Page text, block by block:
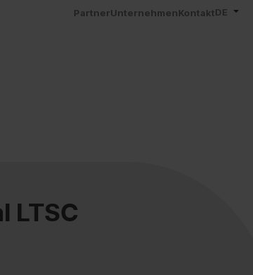
PartnerUnternehmenKontaktDE
LTSC